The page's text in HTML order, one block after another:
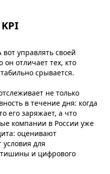
управлять своей
отличает тех, кто
срывается.
не только
в течение дня: когда
его заряжает, а что
компании в России уже
оценивают
условия для
тишины и цифрового